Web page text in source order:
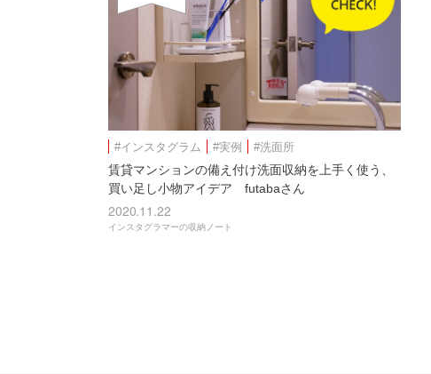
#インスタグラム #実例 #洗面所
賃貸マンションの備え付け洗面収納を上手く使う、
買い足し小物アイデア futabaさん
2020.11.22
インスタグラマーの収納ノート